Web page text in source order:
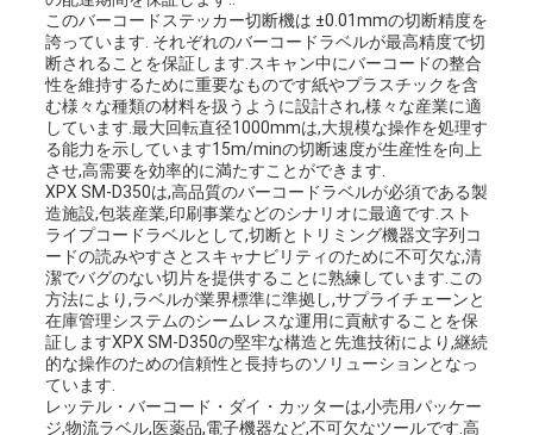
このバーコードステッカー切断機は ±0.01mmの切断精度を
誇っています. それぞれのバーコードラベルが最高精度で切
断されることを保証します.スキャン中にバーコードの整合
性を維持するために重要なものです紙やプラスチックを含
む様々な種類の材料を扱うように設計され,様々な産業に適
しています.最大回転直径1000mmは,大規模な操作を処理す
る能力を示しています15m/minの切断速度が生産性を向上
させ,高需要を効率的に満たすことができます.
XPX SM-D350は,高品質のバーコードラベルが必須である製
造施設,包装産業,印刷事業などのシナリオに最適です.スト
ライプコードラベルとして,切断とトリミング機器文字列コ
ードの読みやすさとスキャナビリティのために不可欠な,清
潔でバグのない切片を提供することに熟練しています.この
方法により,ラベルが業界標準に準拠し,サプライチェーンと
在庫管理システムのシームレスな運用に貢献することを保
証しますXPX SM-D350の堅牢な構造と先進技術により,継続
的な操作のための信頼性と長持ちのソリューションとなっ
ています.
レッテル・バーコード・ダイ・カッターは,小売用パッケー
ジ,物流ラベル,医薬品,電子機器など,不可欠なツールです.高